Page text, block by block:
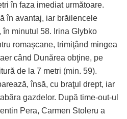
în faza imediat următoare.
în avantaj, iar brăilencele
minutul 58. Irina Glybko
romaşcane, trimiţând mingea
când Dunărea obţine, pe
de la 7 metri (min. 59).
însă, cu braţul drept, iar
gazdelor. După time-out-ul
Pera, Carmen Stoleru a